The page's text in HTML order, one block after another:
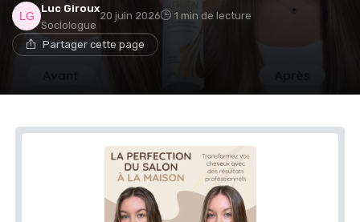
Luc Giroux
Sociologue
20 juin 2026 1 min de lecture
Partager cette page